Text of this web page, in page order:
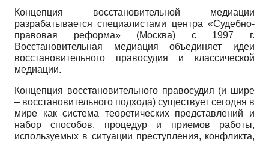
Концепция восстановительной медиации
разрабатывается специалистами центра «Судебно-
правовая реформа» (Москва) с 1997 г.
Восстановительная медиация объединяет идеи
восстановительного правосудия и классической
медиации.
Концепция восстановительного правосудия (и шире
– восстановительного подхода) существует сегодня в
мире как система теоретических представлений и
набор способов, процедур и приемов работы,
используемых в ситуации преступления, конфликта,